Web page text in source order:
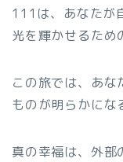
111は、あなたが
光を輝かせるため
この旅では、あな
ものが明らかにな
真の幸福は、外部